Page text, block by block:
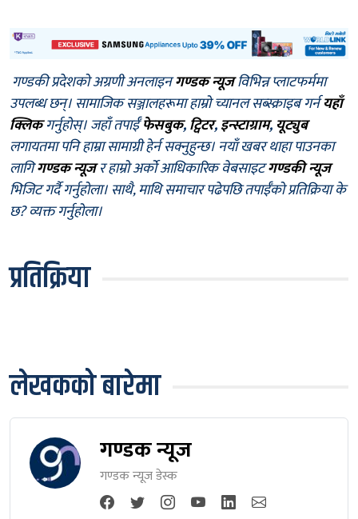
गण्डकी प्रदेशको अग्रणी अनलाइनगण्डक न्यूजविभिन्न प्लाटफर्ममा
उपलब्ध छन्। सामाजिक सञ्जालहरूमा हाम्रो च्यानल सब्स्क्राइब गर्नयहाँ
क्लिकगर्नुहोस्। जहाँ तपाईँफेसबुक,ट्विटर,इन्स्टाग्राम, यूट्युब
लगायतमा पनि हाम्रा सामाग्री हेर्न सक्नुहुन्छ। नयाँ खबर थाहा पाउनका
लागिगण्डक न्यूजर हाम्रो अर्को आधिकारिक वेबसाइटगण्डकी न्यूज
भिजिट गर्दै गर्नुहोला। साथै, माथि समाचार पढेपछि तपाईँको प्रतिक्रिया के
छ? व्यक्त गर्नुहोला।
प्रतिक्रिया
लेखकको बारेमा
गण्डक न्यूज
गण्डक न्यूज डेस्क